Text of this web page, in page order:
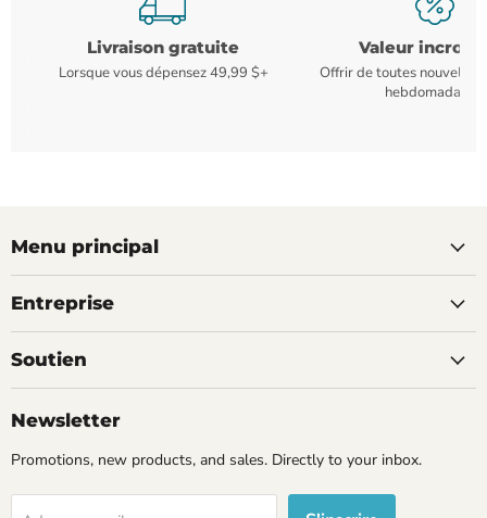
Livraison gratuite
Lorsque vous dépensez 49,99 $+
Valeur
Offrir de toutes nouvelles
hebdomadaires
Menu principal
Entreprise
Soutien
Newsletter
Promotions, new products, and sales. Directly to your inbox.